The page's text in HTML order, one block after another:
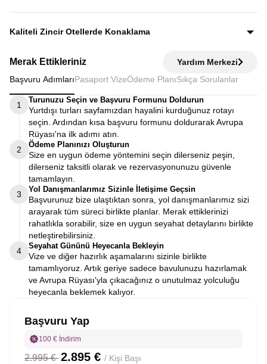
Dünyanın en iyi havayollarından biri olan Türk Hava
Yolları’nın konforu ve hizmet kalitesiyle seyahat edersiniz.
Kaliteli Zincir Otellerde Konaklama
kalınırken, Avrupa Rüyası’nda merkeze yakın kaliteli zincir
otellerde konaklayarak zamanınızı verimli kullanırsınız.
Merak Ettikleriniz
Yardım Merkezi
Başvuru AdımlarıPasaport VizeÖdeme Planı Sıkça Sorulanlar
1
Turunuzu Seçin ve Başvuru Formunu Doldurun
Yurtdışı turları sayfamızdan hayalini kurduğunuz rotayı
seçin. Ardından kısa başvuru formunu doldurarak Avrupa
Rüyası'na ilk adımı atın.
2
Ödeme Planınızı Oluşturun
Size en uygun ödeme yöntemini seçin dilerseniz peşin,
dilerseniz taksitli olarak ve rezervasyonunuzu güvenle
tamamlayın.
3
Yol Danışmanlarımız Sizinle İletişime Geçsin
Başvurunuz bize ulaştıktan sonra, yol danışmanlarımız sizi
arayarak tüm süreci birlikte planlar. Merak ettiklerinizi
rahatlıkla sorabilir, size en uygun seyahat detaylarını birlikte
netleştirebilirsiniz.
4
Seyahat Gününü Heyecanla Bekleyin
Vize ve diğer hazırlık aşamalarını sizinle birlikte
tamamlıyoruz. Artık geriye sadece bavulunuzu hazırlamak
ve Avrupa Rüyası'yla çıkacağınız o unutulmaz yolculuğu
heyecanla beklemek kalıyor.
Başvuru Yap
100 € İndirim
2.995 € 2.895 € / Kişi Başı